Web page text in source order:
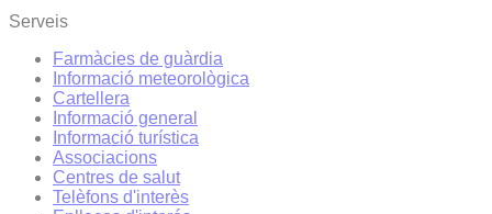
Serveis
Farmàcies de guàrdia
Informació meteorològica
Cartellera
Informació general
Informació turística
Associacions
Centres de salut
Telèfons d'interès